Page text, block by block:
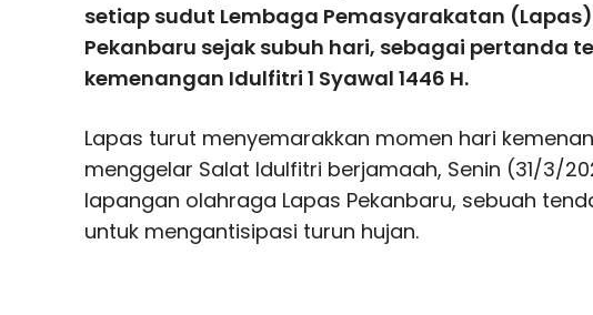
setiap sudut Lembaga Pemasyarakatan (Lapas)
Pekanbaru sejak subuh hari, sebagai pertanda
kemenangan Idulfitri 1 Syawal 1446 H.
Lapas turut menyemarakkan momen hari
menggelar Salat Idulfitri berjamaah, Senin (31/3/
lapangan olahraga Lapas Pekanbaru, sebuah
untuk mengantisipasi turun hujan.